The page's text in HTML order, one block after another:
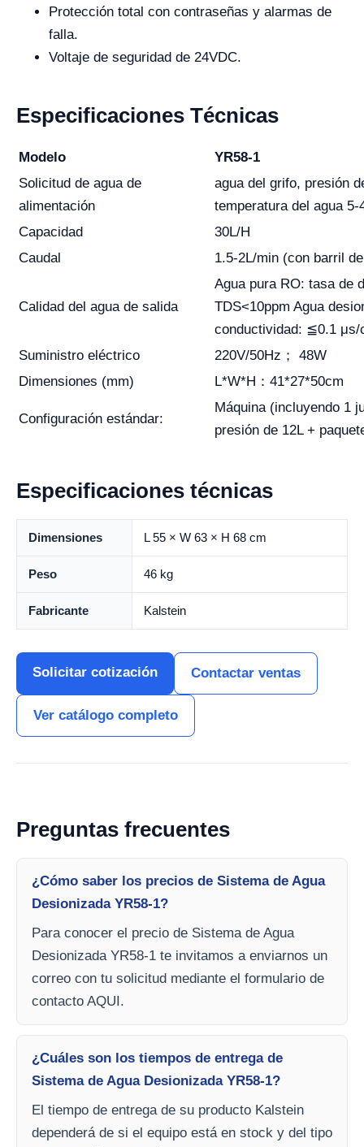
Protección total con contraseñas y alarmas de
falla.
Voltaje de seguridad de 24VDC.
Especificaciones Técnicas
Modelo
YR58-1
Solicitud de agua de
alimentación
agua del grifo, presión
temperatura del agua 5-
Capacidad
30L/H
Caudal
1.5-2L/min (con barril
Calidad del agua de salida
Agua pura RO: tasa de
TDS<10ppm Agua
conductividad: ≦0.1 μs/
Suministro eléctrico
220V/50Hz； 48W
Dimensiones (mm)
L*W*H：41*27*50cm
Configuración estándar:
Máquina (incluyendo 1
presión de 12L +
Especificaciones técnicas
Dimensiones L 55 × W 63 × H 68 cm
Peso 46 kg
Fabricante Kalstein
Solicitar cotización Contactar ventas
Ver catálogo completo
Preguntas frecuentes
¿Cómo saber los precios de Sistema de Agua
Desionizada YR58-1?
Para conocer el precio de Sistema de Agua
Desionizada YR58-1 te invitamos a enviarnos un
correo con tu solicitud mediante el formulario de
contacto AQUI.
¿Cuáles son los tiempos de entrega de
Sistema de Agua Desionizada YR58-1?
El tiempo de entrega de su producto Kalstein
dependerá de si el equipo está en stock y del tipo